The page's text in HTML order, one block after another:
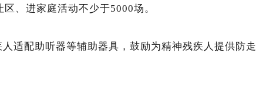
、进家庭活动不少于5000场。
适配助听器等辅助器具，鼓励为精神残疾人提供防